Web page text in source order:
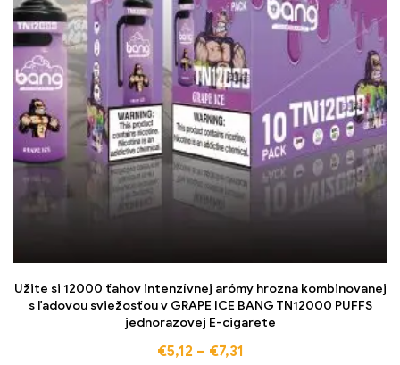
Užite si 12000 ťahov intenzívnej arómy hrozna kombinovanej
s ľadovou sviežosťou v GRAPE ICE BANG TN12000 PUFFS
jednorazovej E-cigarete
€5,12 – €7,31